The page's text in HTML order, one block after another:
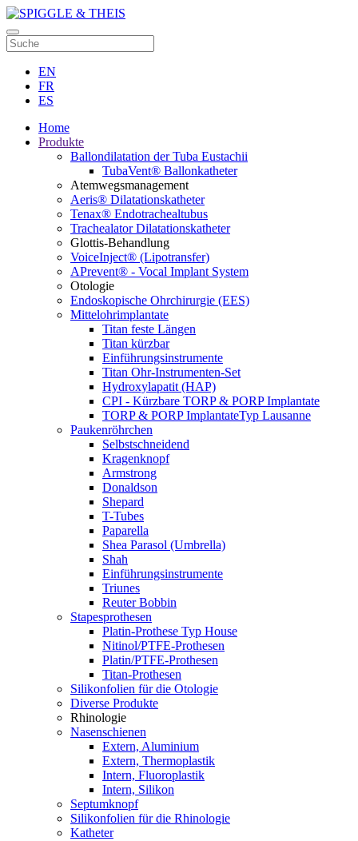
EN
FR
ES
Home
Produkte
Ballondilatation der Tuba Eustachii
TubaVent® Ballonkatheter
Atemwegsmanagement
Aeris® Dilatationskatheter
Tenax® Endotrachealtubus
Trachealator Dilatationskatheter
Glottis-Behandlung
VoiceInject® (Lipotransfer)
APrevent® - Vocal Implant System
Otologie
Endoskopische Ohrchirurgie (EES)
Mittelohrimplantate
Titan feste Längen
Titan kürzbar
Einführungsinstrumente
Titan Ohr-Instrumenten-Set
Hydroxylapatit (HAP)
CPI - Kürzbare TORP & PORP Implantate
TORP & PORP ImplantateTyp Lausanne
Paukenröhrchen
Selbstschneidend
Kragenknopf
Armstrong
Donaldson
Shepard
T-Tubes
Paparella
Shea Parasol (Umbrella)
Shah
Einführungsinstrumente
Triunes
Reuter Bobbin
Stapesprothesen
Platin-Prothese Typ House
Nitinol/PTFE-Prothesen
Platin/PTFE-Prothesen
Titan-Prothesen
Silikonfolien für die Otologie
Diverse Produkte
Rhinologie
Nasenschienen
Extern, Aluminium
Extern, Thermoplastik
Intern, Fluoroplastik
Intern, Silikon
Septumknopf
Silikonfolien für die Rhinologie
Katheter